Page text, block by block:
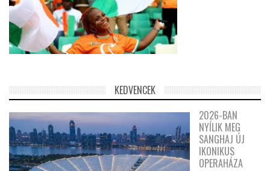
KEDVENCEK
2026-BAN
NYÍLIK MEG
SANGHAJ ÚJ
IKONIKUS
OPERAHÁZA